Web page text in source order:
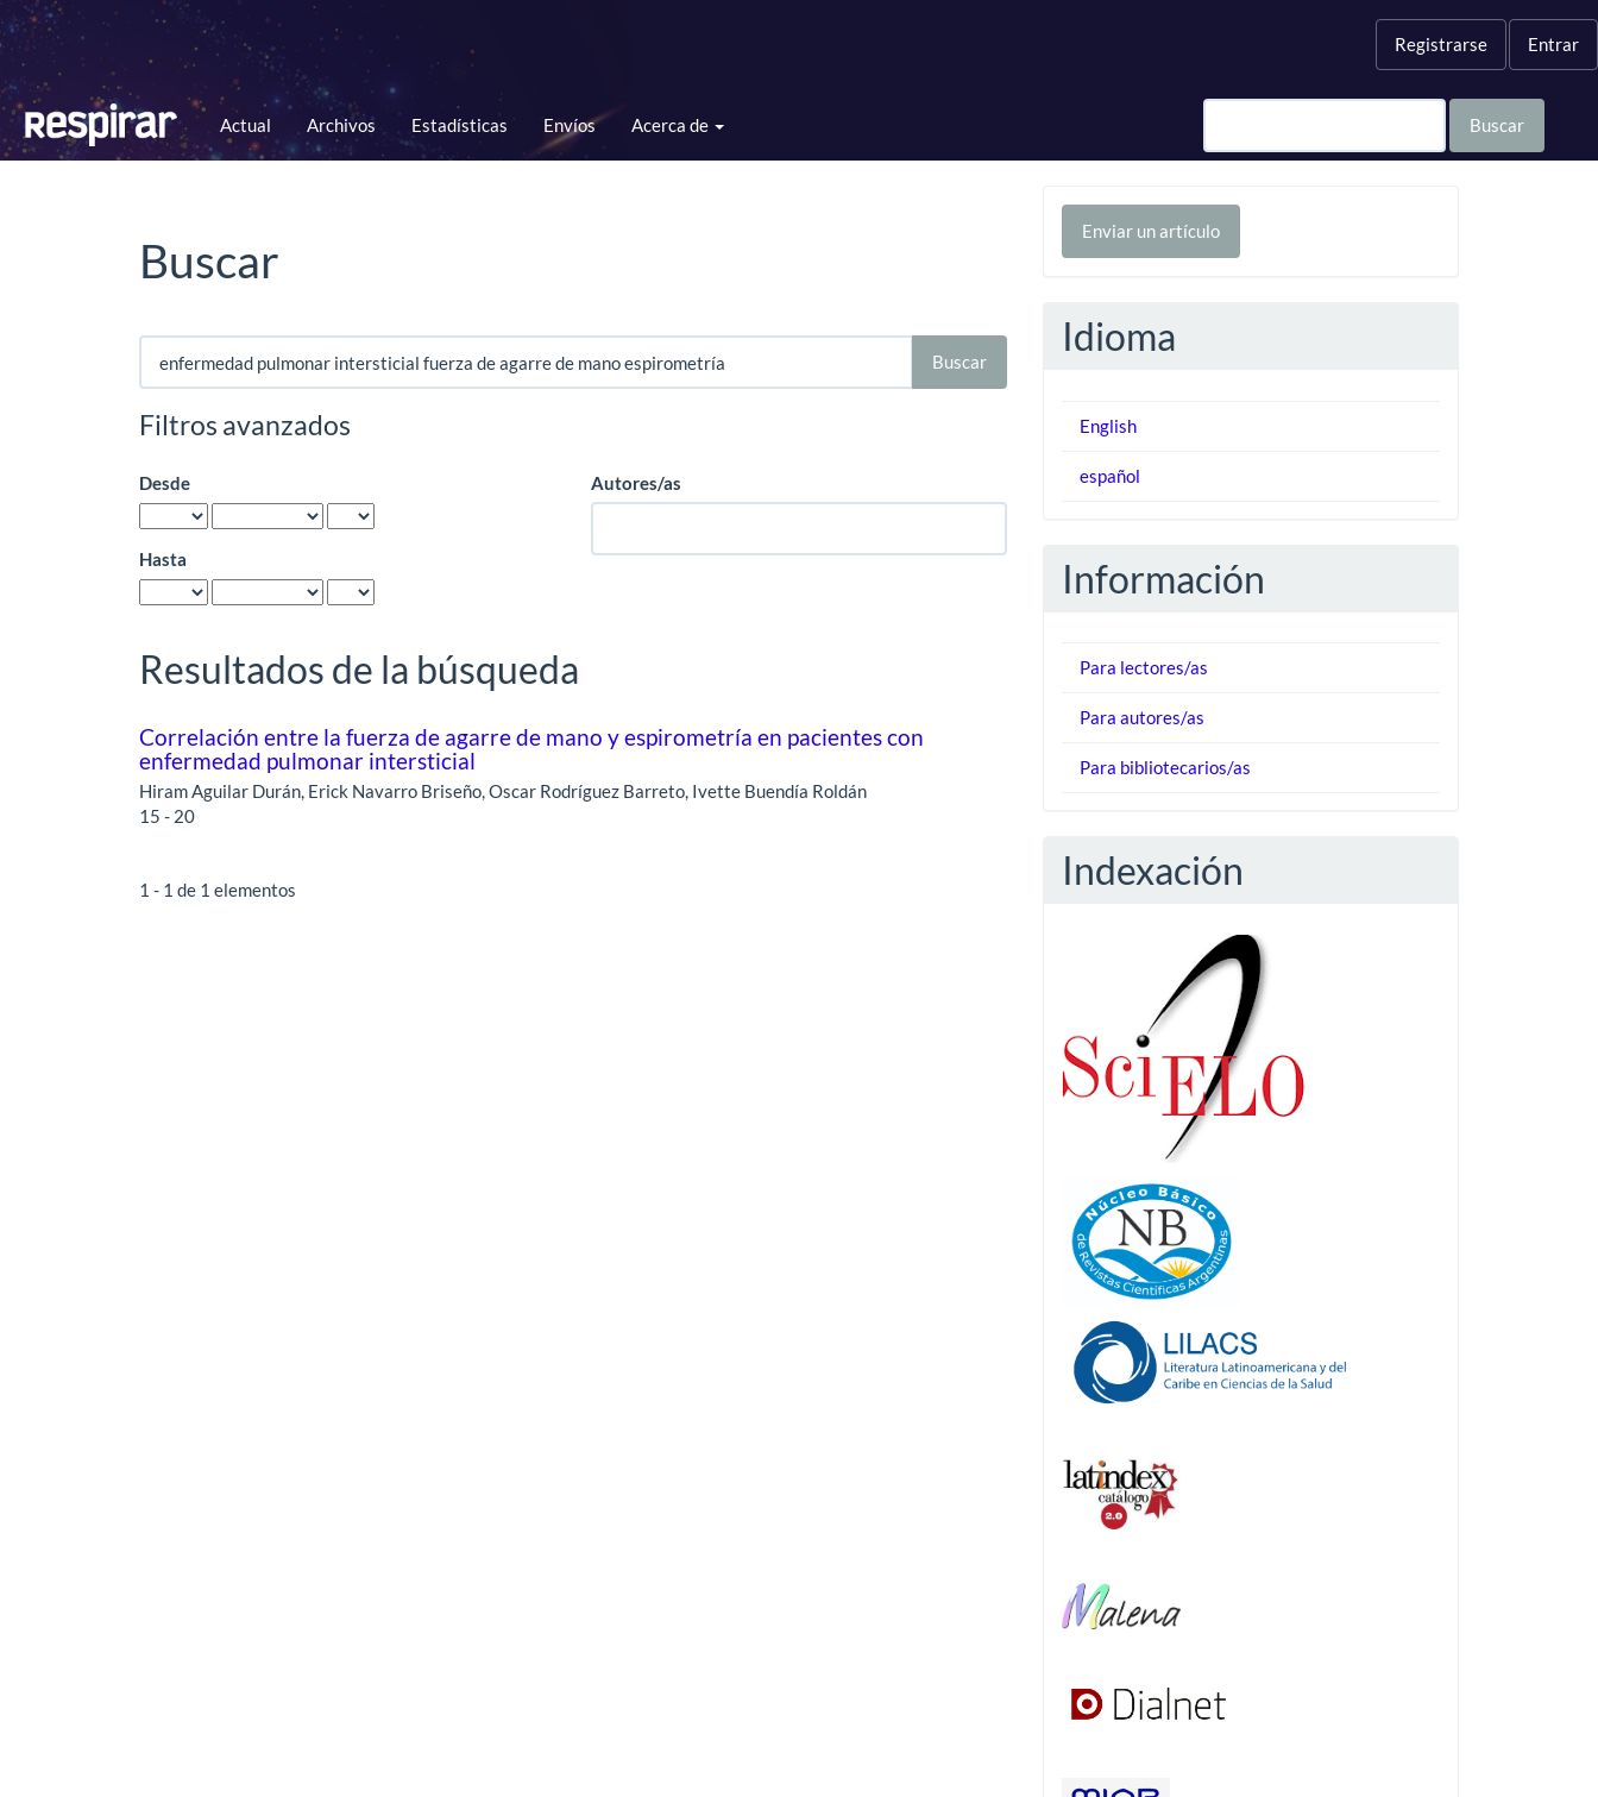
Navegación
principal
Contenido
principal
Barra
lateral
Registrarse Entrar
Actual Archivos Estadísticas Envíos Acerca de Buscar
Buscar
Buscar
artículos
por
Filtros avanzados
Desde
Hasta
Autores/as
Resultados de la búsqueda
Correlación entre la fuerza de agarre de mano y espirometría en pacientes con
enfermedad pulmonar intersticial
Hiram Aguilar Durán, Erick Navarro Briseño, Oscar Rodríguez Barreto, Ivette Buendía Roldán
15 - 20
1 - 1 de 1 elementos
Enviar
unEnviar un artículo
Idioma
English
español
Información
Para lectores/as
Para autores/as
Para bibliotecarios/as
Indexación